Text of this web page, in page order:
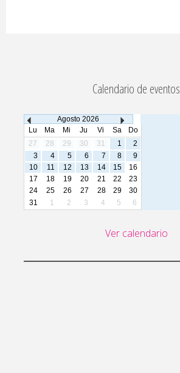
Calendario de eventos
Agosto 2026
Lu
Ma Mi Ju Vi Sa
Do
27
28 29 30 31 1
2
3
4 5 6 7 8
9
10
11 12 13 14 15
16
17
18 19 20 21 22
23
24
25 26 27 28 29
30
31
1 2 3 4 5 6
Ver calendario